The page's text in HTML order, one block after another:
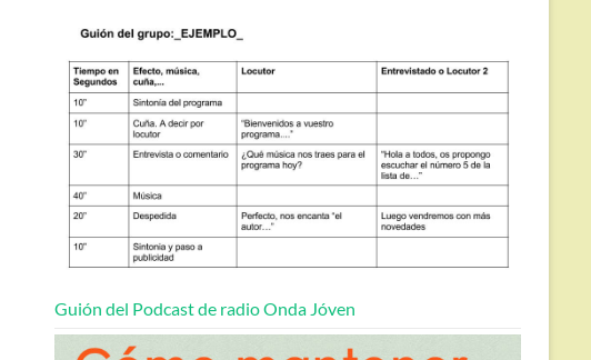
Guión del Podcast de radio Onda Jóven